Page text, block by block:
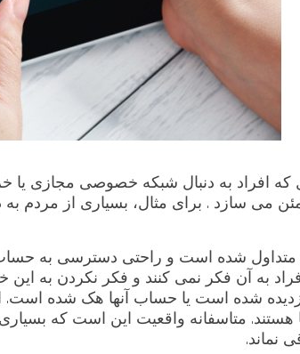
سازد . برای مثال، بسیاری از مردم به
متداول شده است و راحتی دسترسی به
به آن فکر نمی کنند و فکر نکردن به
شده است یا حساب آنها هک شده است.
متاسفانه واقعیت این است که بسیاری
نماند.